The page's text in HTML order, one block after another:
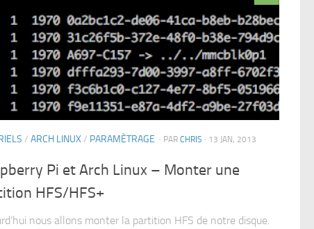
/ ARCH LINUX/ PARAMÈTRAGE · PAR CHRIS · 13 JAN, 2013
Pi et Arch Linux – Monter une
HFS/HFS+
nous allons monter la partition HFS de notre disque.